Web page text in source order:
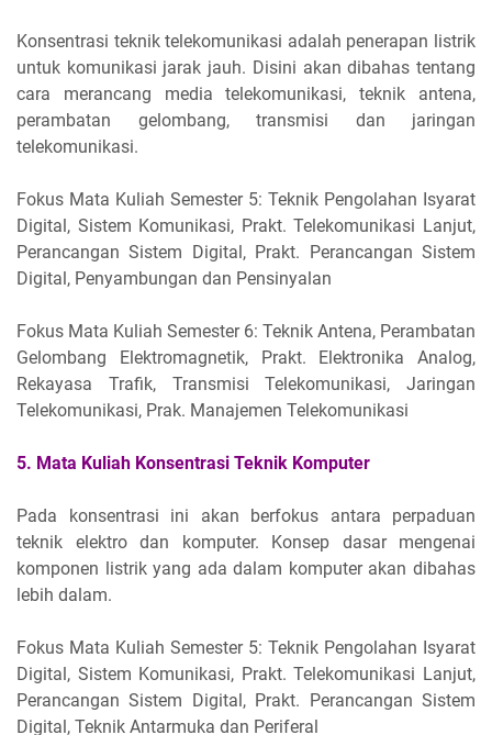
Konsentrasi teknik telekomunikasi adalah penerapan listrik
untuk komunikasi jarak jauh. Disini akan dibahas tentang
cara merancang media telekomunikasi, teknik antena,
perambatan gelombang, transmisi dan jaringan
telekomunikasi.
Fokus Mata Kuliah Semester 5: Teknik Pengolahan Isyarat
Digital, Sistem Komunikasi, Prakt. Telekomunikasi Lanjut,
Perancangan Sistem Digital, Prakt. Perancangan Sistem
Digital, Penyambungan dan Pensinyalan
Fokus Mata Kuliah Semester 6: Teknik Antena, Perambatan
Gelombang Elektromagnetik, Prakt. Elektronika Analog,
Rekayasa Trafik, Transmisi Telekomunikasi, Jaringan
Telekomunikasi, Prak. Manajemen Telekomunikasi
5. Mata Kuliah Konsentrasi Teknik Komputer
Pada konsentrasi ini akan berfokus antara perpaduan
teknik elektro dan komputer. Konsep dasar mengenai
komponen listrik yang ada dalam komputer akan dibahas
lebih dalam.
Fokus Mata Kuliah Semester 5: Teknik Pengolahan Isyarat
Digital, Sistem Komunikasi, Prakt. Telekomunikasi Lanjut,
Perancangan Sistem Digital, Prakt. Perancangan Sistem
Digital, Teknik Antarmuka dan Periferal